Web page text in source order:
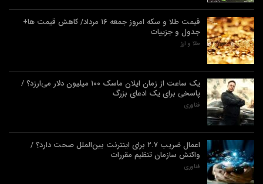
قیمت طلا و سکه امروز جمعه ۱۶ مرداد/ کاهش قیمت ها+
جدول و جزییات
طلا و ارز
یک ساعت از زمان ایلان ماسک ۱۰۰ میلیون دلار می‌ارزد؟ /
پاسخی برای یک ادعای بزرگ
فناوری
اعمال ضریب ۲.۷ برای اینترنت بین‌الملل صحت دارد؟ /
واکنش سازمان تنظیم مقررات
فناوری